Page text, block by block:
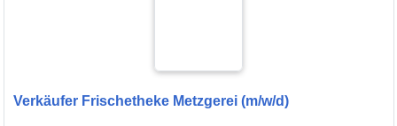
Verkäufer Frischetheke Metzgerei (m/w/d)